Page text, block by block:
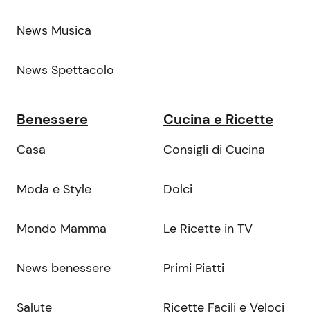
News Musica
News Spettacolo
Benessere
Casa
Moda e Style
Mondo Mamma
News benessere
Salute
Cucina e Ricette
Consigli di Cucina
Dolci
Le Ricette in TV
Primi Piatti
Ricette Facili e Veloci